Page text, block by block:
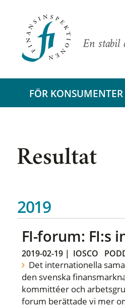
En stabil
FÖR KONSUMENTER
Resultat
2019
FI-forum: FI:s
2019-02-19| IOSCO
Det internationella
den svenska
kommittéer och
forum berättade vi mer